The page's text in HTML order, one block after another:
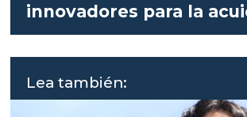
innovadores para la
Lea también: